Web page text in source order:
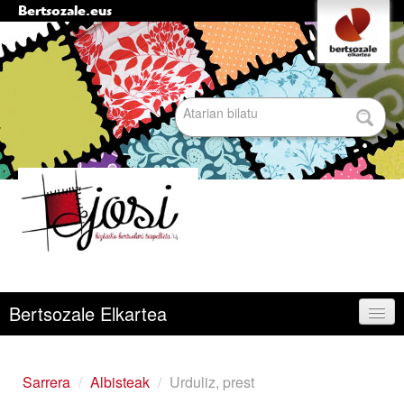
Bertsozale.eus
Edukira
salto
nabigazioara
Tresna
pertsonalak
Bilatu atarian
Bilaketa
aurreratua…
Bertsozale Elkartea
Sarrera / Albisteak / Urduliz, prest